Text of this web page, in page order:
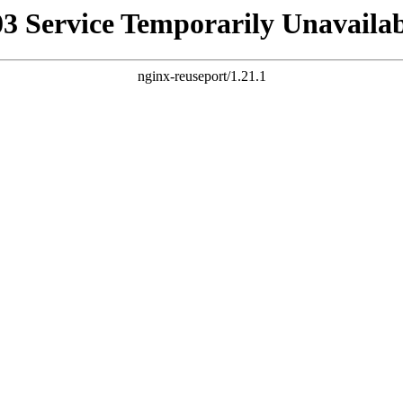
Service Temporarily
nginx-reuseport/1.21.1